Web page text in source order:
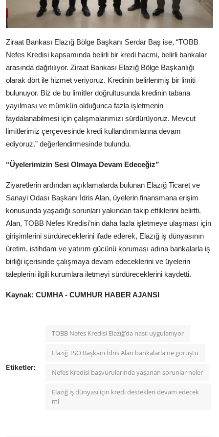
Ziraat Bankası Elazığ Bölge Başkanı Serdar Baş ise, “TOBB
Nefes Kredisi kapsamında belirli bir kredi hacmi, belirli bankalar
arasında dağıtılıyor. Ziraat Bankası Elazığ Bölge Başkanlığı
olarak dört ile hizmet veriyoruz. Kredinin belirlenmiş bir limiti
bulunuyor. Biz de bu limitler doğrultusunda kredinin tabana
yayılması ve mümkün olduğunca fazla işletmenin
faydalanabilmesi için çalışmalarımızı sürdürüyoruz. Mevcut
limitlerimiz çerçevesinde kredi kullandırımlarına devam
ediyoruz.” değerlendirmesinde bulundu.
“Üyelerimizin Sesi Olmaya Devam Edeceğiz”
Ziyaretlerin ardından açıklamalarda bulunan Elazığ Ticaret ve
Sanayi Odası Başkanı İdris Alan, üyelerin finansmana erişim
konusunda yaşadığı sorunları yakından takip ettiklerini belirtti.
Alan, TOBB Nefes Kredisi’nin daha fazla işletmeye ulaşması için
girişimlerini sürdüreceklerini ifade ederek, Elazığ iş dünyasının
üretim, istihdam ve yatırım gücünü koruması adına bankalarla iş
birliği içerisinde çalışmaya devam edeceklerini ve üyelerin
taleplerini ilgili kurumlara iletmeyi sürdüreceklerini kaydetti.
Kaynak: CUMHA - CUMHUR HABER AJANSI
Etiketler:
TOBB Nefes Kredisi Elazığ’da nasıl uygulanıyor
Elazığ TSO Başkanı İdris Alan bankalarla ne görüştü
Nefes Kredisi başvurularında yaşanan sorunlar neler
Elazığ iş dünyası için kredi destekleri devam edecek
mi